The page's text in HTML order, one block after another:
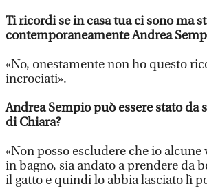
Ti ricordi se in casa tua ci sono ma
contemporaneamente Andrea
«No, onestamente non ho questo
incrociati».
Andrea Sempio può essere stato da
di Chiara?
«Non posso escludere che io alcune
in bagno, sia andato a prendere da
il gatto e quindi lo abbia lasciato lì